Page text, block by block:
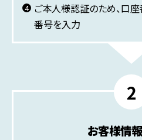
ご本人様認証のため、口
番号を入力
お客様情